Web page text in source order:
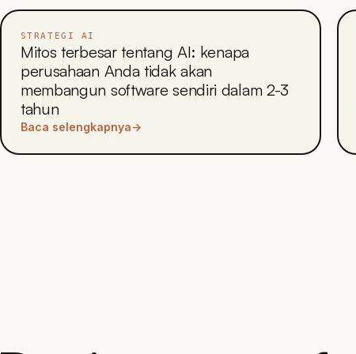
STRATEGI AI
Mitos terbesar tentang AI: kenapa
perusahaan Anda tidak akan
membangun software sendiri dalam 2-3
tahun
Baca selengkapnya→